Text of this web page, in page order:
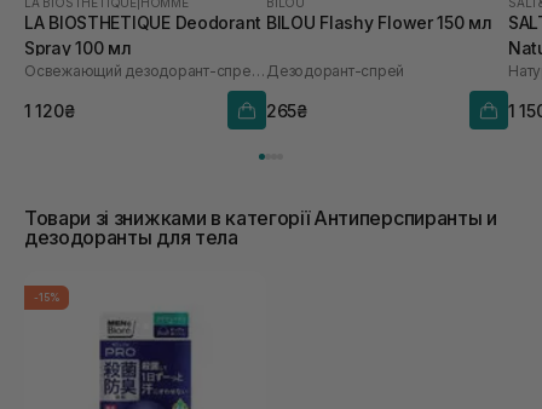
LA BIOSTHETIQUE Deodorant
Spray 100 мл
Освежающий дезодорант-спрей продолжительного действия
1 120₴
BILOU Flashy Flower 150 мл
Дезодорант-спрей
265₴
1
Товари зі знижками в категорії Антиперспиранты и
дезодоранты для тела
-15%